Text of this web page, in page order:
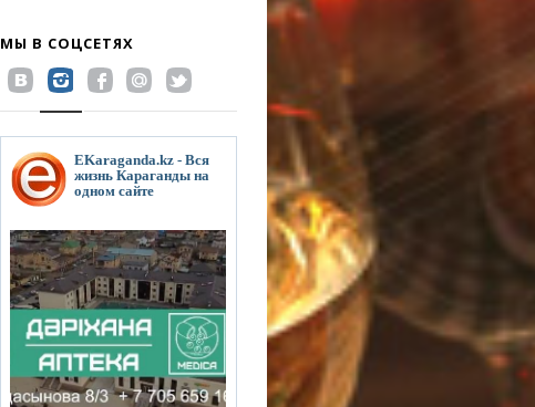
МЫ В СОЦСЕТЯХ
EKaraganda.kz - Вся
жизнь Караганды на
одном сайте